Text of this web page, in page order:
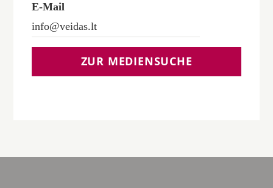
E-Mail
info@veidas.lt
ZUR MEDIENSUCHE